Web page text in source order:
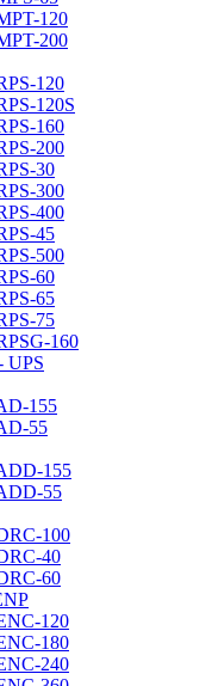
120
200
120
120S
160
200
30
300
400
45
500
60
65
75
160
UPS
155
55
155
55
100
40
60
120
180
240